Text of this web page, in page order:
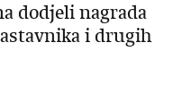
dodjeli nagrada
i drugih